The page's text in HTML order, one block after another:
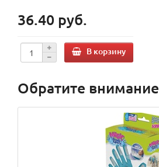
36.40 руб.
В корзину
Обратите внимание